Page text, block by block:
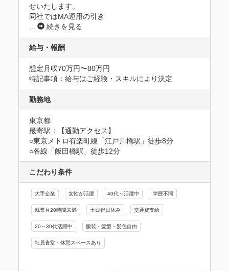
せいたします。
同社ではMA運用の引き
続きを見る
給与・報酬
想定月収70万円〜80万円
特記事項：給与はご経験・スキルにより決定
勤務地
東京都
最寄駅：【通勤アクセス】
○東京メトロ有楽町線「江戸川橋駅」徒歩8分
○各線「飯田橋駅」徒歩12分
こだわり条件
大手企業 女性が活躍 40代～活躍中 学歴不問
残業月20時間未満 土日祝日休み 交通費支給
20～30代活躍中 服装・髪型・髪色自由
社員食堂・休憩スペースあり